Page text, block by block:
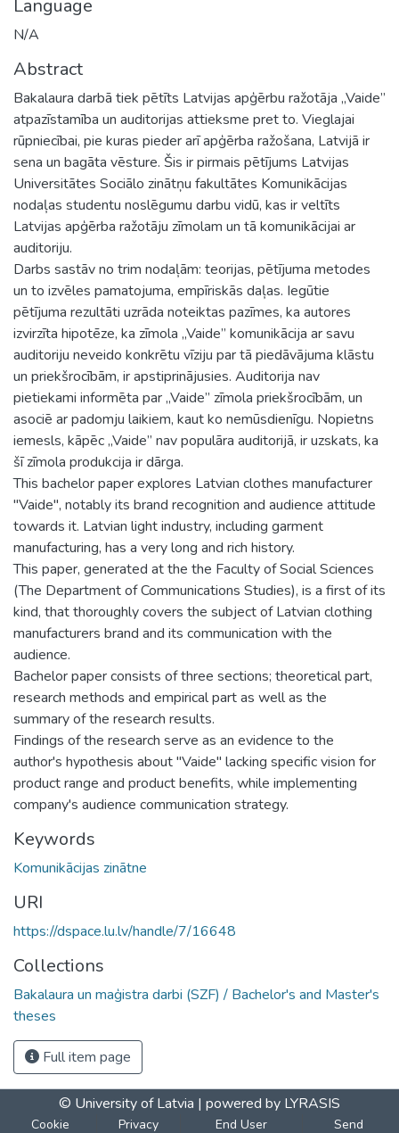
Language
N/A
Abstract
Bakalaura darbā tiek pētīts Latvijas apģērbu ražotāja „Vaide”
atpazīstamība un auditorijas attieksme pret to. Vieglajai
rūpniecībai, pie kuras pieder arī apģērba ražošana, Latvijā ir
sena un bagāta vēsture. Šis ir pirmais pētījums Latvijas
Universitātes Sociālo zinātņu fakultātes Komunikācijas
nodaļas studentu noslēgumu darbu vidū, kas ir veltīts
Latvijas apģērba ražotāju zīmolam un tā komunikācijai ar
auditoriju.
Darbs sastāv no trim nodaļām: teorijas, pētījuma metodes
un to izvēles pamatojuma, empīriskās daļas. Iegūtie
pētījuma rezultāti uzrāda noteiktas pazīmes, ka autores
izvirzīta hipotēze, ka zīmola „Vaide” komunikācija ar savu
auditoriju neveido konkrētu vīziju par tā piedāvājuma klāstu
un priekšrocībām, ir apstiprinājusies. Auditorija nav
pietiekami informēta par „Vaide” zīmola priekšrocībām, un
asociē ar padomju laikiem, kaut ko nemūsdienīgu. Nopietns
iemesls, kāpēc „Vaide” nav populāra auditorijā, ir uzskats, ka
šī zīmola produkcija ir dārga.
This bachelor paper explores Latvian clothes manufacturer
"Vaide", notably its brand recognition and audience attitude
towards it. Latvian light industry, including garment
manufacturing, has a very long and rich history.
This paper, generated at the the Faculty of Social Sciences
(The Department of Communications Studies), is a first of its
kind, that thoroughly covers the subject of Latvian clothing
manufacturers brand and its communication with the
audience.
Bachelor paper consists of three sections; theoretical part,
research methods and empirical part as well as the
summary of the research results.
Findings of the research serve as an evidence to the
author's hypothesis about "Vaide" lacking specific vision for
product range and product benefits, while implementing
company's audience communication strategy.
Keywords
Komunikācijas zinātne
URI
https://dspace.lu.lv/handle/7/16648
Collections
Bakalaura un maģistra darbi (SZF) / Bachelor's and Master's
theses
Full item page
© University of Latvia | powered by LYRASIS
Cookie Privacy End User Send